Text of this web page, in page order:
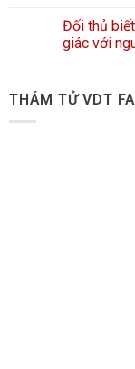
Đối thủ
giác với
THÁM TỬ VDT